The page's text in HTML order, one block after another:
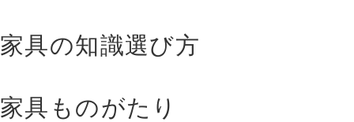
家具の知識選び方
家具ものがたり